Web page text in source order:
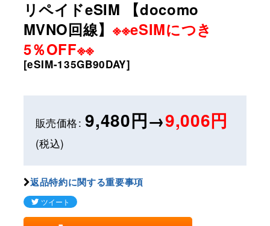
リペイドeSIM 【docomo
MVNO回線】※※eSIMにつき
5％OFF※※
[eSIM-135GB90DAY]
販売価格: 9,480円→9,006円
(税込)
返品特約に関する重要事項